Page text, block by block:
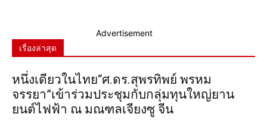
Advertisement
เรื่องล่าสุด
หนึ่งเดียวในไทย“ศ.ดร.สุพรทิพย์ พรหม
จรรยา”เข้าร่วมประชุมกับกลุ่มทุนใหญ่ยาน
ยนต์ไฟฟ้า ณ มณฑลเจียงซู จีน